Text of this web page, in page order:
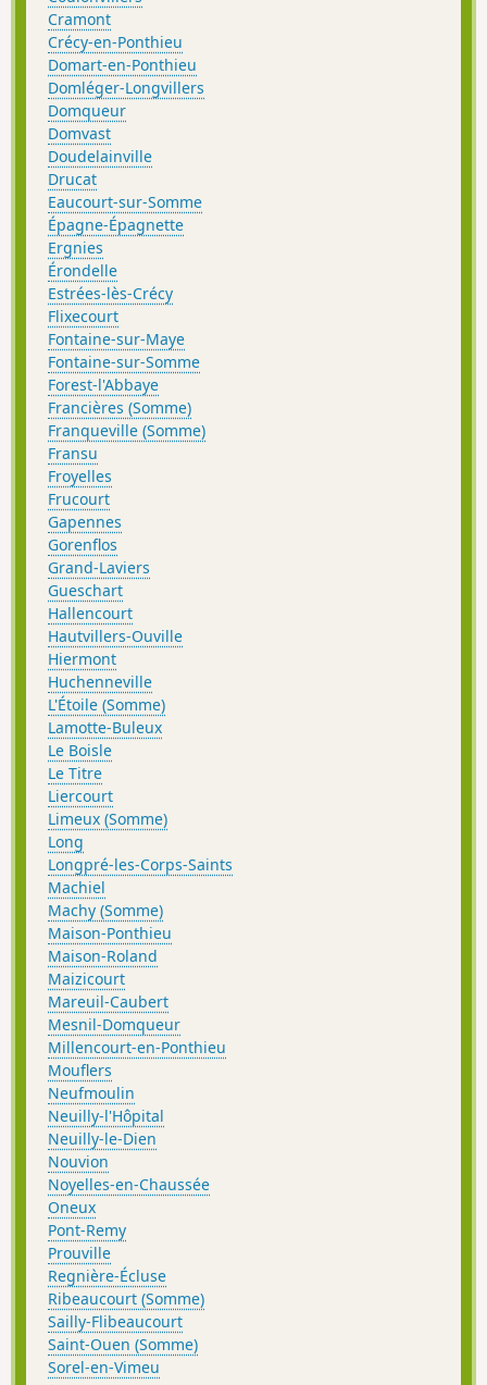
Cramont
Crécy-en-Ponthieu
Domart-en-Ponthieu
Domléger-Longvillers
Domqueur
Domvast
Doudelainville
Drucat
Eaucourt-sur-Somme
Épagne-Épagnette
Ergnies
Érondelle
Estrées-lès-Crécy
Flixecourt
Fontaine-sur-Maye
Fontaine-sur-Somme
Forest-l'Abbaye
Francières (Somme)
Franqueville (Somme)
Fransu
Froyelles
Frucourt
Gapennes
Gorenflos
Grand-Laviers
Gueschart
Hallencourt
Hautvillers-Ouville
Hiermont
Huchenneville
L'Étoile (Somme)
Lamotte-Buleux
Le Boisle
Le Titre
Liercourt
Limeux (Somme)
Long
Longpré-les-Corps-Saints
Machiel
Machy (Somme)
Maison-Ponthieu
Maison-Roland
Maizicourt
Mareuil-Caubert
Mesnil-Domqueur
Millencourt-en-Ponthieu
Mouflers
Neufmoulin
Neuilly-l'Hôpital
Neuilly-le-Dien
Nouvion
Noyelles-en-Chaussée
Oneux
Pont-Remy
Prouville
Regnière-Écluse
Ribeaucourt (Somme)
Sailly-Flibeaucourt
Saint-Ouen (Somme)
Sorel-en-Vimeu